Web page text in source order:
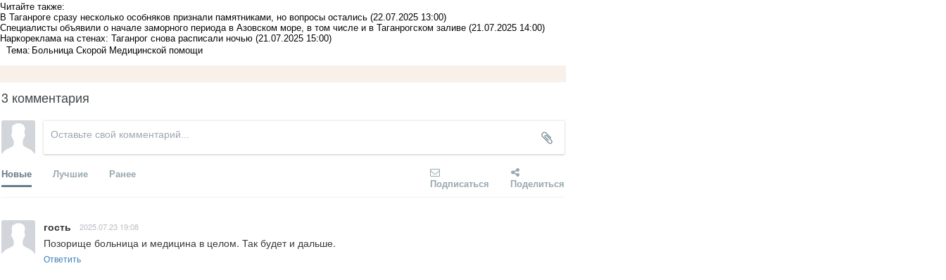
Читайте также:
В Таганроге сразу несколько особняков признали памятниками, но вопросы остались (22.07.2025 13:00)
Специалисты объявили о начале заморного периода в Азовском море, в том числе и в Таганрогском заливе (21.07.2025 14:00)
Наркореклама на стенах: Таганрог снова расписали ночью (21.07.2025 15:00)
Тема: Больница Скорой Медицинской помощи
3 комментария
Новые Лучшие Ранее
Подписаться Поделиться
гость 2025.07.23 19:08
Позорище больница и медицина в целом. Так будет и дальше.
Ответить